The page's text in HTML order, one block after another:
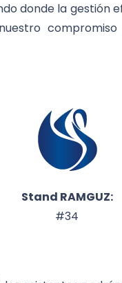
donde la gestión
Stand RAMGUZ:
#34